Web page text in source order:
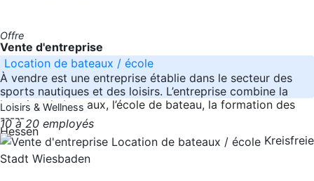
Offre
Vente d'entreprise
Location de bateaux / école
À vendre est une entreprise établie dans le secteur des
sports nautiques et des loisirs. L’entreprise combine la
location de bateaux, l’école de bateau, la formation des
-----
Hessen
Loisirs & Wellness
10 à 20 employés
Kreisfreie
Stadt Wiesbaden